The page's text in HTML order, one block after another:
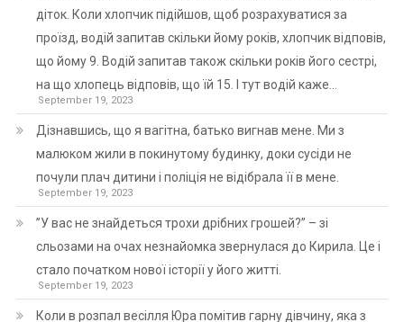
діток. Коли хлопчик підійшов, щоб розрахуватися за
проїзд, водій запитав скільки йому років, хлопчик відповів,
що йому 9. Водій запитав також скільки років його сестрі,
на що хлопець відповів, що їй 15. І тут водій каже…
September 19, 2023
Дізнавшись, що я вагітна, батько вигнав мене. Ми з
малюком жили в покинутому будинку, доки сусіди не
почули плач дитини і поліція не відібрала її в мене.
September 19, 2023
”У вас не знайдеться трохи дрібних грошей?” – зі
сльозами на очах незнайомка звернулася до Кирила. Це і
стало початком нової історії у його житті.
September 19, 2023
Коли в розпал весілля Юра помітив гарну дівчину, яка з